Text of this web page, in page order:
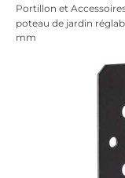
Portillon et
poteau de jardin
mm